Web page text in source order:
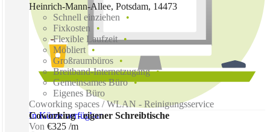
In Kürze verfügbar
Heinrich-Mann-Allee, Potsdam, 14473
Schnell einziehen
Fixkosten
Flexible Laufzeit
Möbliert
Großraumbüros
Breitband-Internetzugang
Gemeinsames Büro
Eigenes Büro
Coworking spaces / WLAN - Reinigungsservice
Coworking - eigener Schreibtische
Von €325 /m